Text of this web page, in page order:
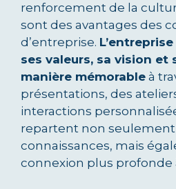
renforcement de la
sont des avantages des
d’entreprise.
ses valeurs, sa vision
manière mémorable à
présentations, des
interactions
repartent non seulement
connaissances, mais
connexion plus profonde